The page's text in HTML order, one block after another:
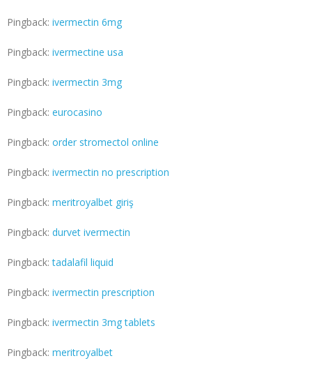
Pingback: ivermectin 6mg
Pingback: ivermectine usa
Pingback: ivermectin 3mg
Pingback: eurocasino
Pingback: order stromectol online
Pingback: ivermectin no prescription
Pingback: meritroyalbet giriş
Pingback: durvet ivermectin
Pingback:tadalafil liquid
Pingback: ivermectin prescription
Pingback: ivermectin 3mg tablets
Pingback: meritroyalbet